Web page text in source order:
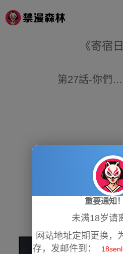
《寄宿
第27話-你們
重要通知
未满18岁请
网站地址定期更换，
存，发邮件到：